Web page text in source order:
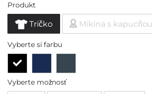
Produkt
Tričko Mikina s kapucňou
Vyberte si farbu
Vyberte možnosť